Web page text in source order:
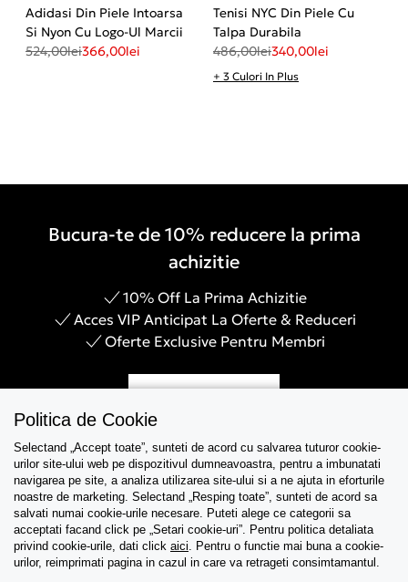
Adidasi Din Piele Intoarsa
Si Nyon Cu Logo-Ul Marcii
524,00lei366,00lei
Tenisi NYC Din Piele Cu
Talpa Durabila
486,00lei340,00lei
+ 3 Culori In Plus
Bucura-te de 10% reducere la prima
achizitie
10% Off La Prima Achizitie
Acces VIP Anticipat La Oferte & Reduceri
Oferte Exclusive Pentru Membri
Asistenta
Colectii
Politica de Cookie
Selectand „Accept toate”, sunteti de acord cu salvarea tuturor cookie-
urilor site-ului web pe dispozitivul dumneavoastra, pentru a imbunatati
navigarea pe site, a analiza utilizarea site-ului si a ne ajuta in eforturile
noastre de marketing. Selectand „Resping toate”, sunteti de acord sa
salvati numai cookie-urile necesare. Puteti alege ce categorii sa
acceptati facand click pe „Setari cookie-uri”. Pentru politica detaliata
privind cookie-urile, dati click aici. Pentru o functie mai buna a cookie-
urilor, reimprimati pagina in cazul in care va retrageti consimtamantul.